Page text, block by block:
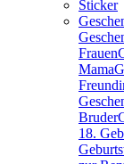
Sticker
Frauen
Mama
Bruder
18.